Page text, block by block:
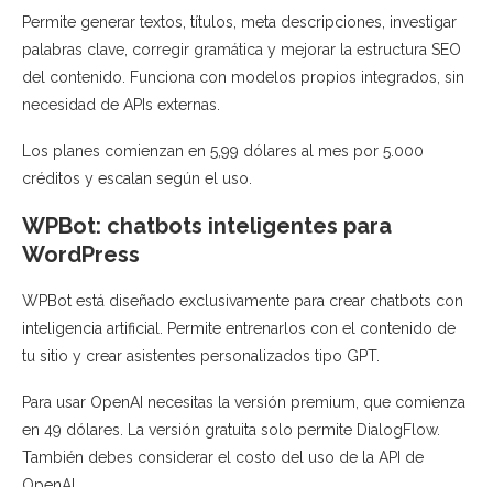
Permite generar textos, títulos, meta descripciones, investigar
palabras clave, corregir gramática y mejorar la estructura SEO
del contenido. Funciona con modelos propios integrados, sin
necesidad de APIs externas.
Los planes comienzan en 5,99 dólares al mes por 5.000
créditos y escalan según el uso.
WPBot: chatbots inteligentes para
WordPress
WPBot está diseñado exclusivamente para crear chatbots con
inteligencia artificial. Permite entrenarlos con el contenido de
tu sitio y crear asistentes personalizados tipo GPT.
Para usar OpenAI necesitas la versión premium, que comienza
en 49 dólares. La versión gratuita solo permite DialogFlow.
También debes considerar el costo del uso de la API de